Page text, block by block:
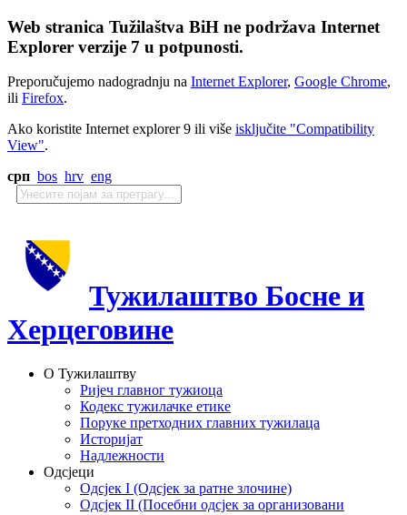
Web stranica Tužilaštva BiH ne podržava Internet
Explorer verzije 7 u potpunosti.
Preporučujemo nadogradnju na Internet Explorer, Google Chrome,
ili Firefox.
Ako koristite Internet explorer 9 ili više isključite "Compatibility
View".
срп bos hrv eng
Тужилаштво Босне и
Херцеговине
О Тужилаштву
Ријеч главног тужиоца
Кодекс тужилачке етике
Поруке претходних главних тужилаца
Историјат
Надлежности
Одсјеци
Одсјек I (Одсјек за ратне злочине)
Одсјек II (Посебни одсјек за организовани